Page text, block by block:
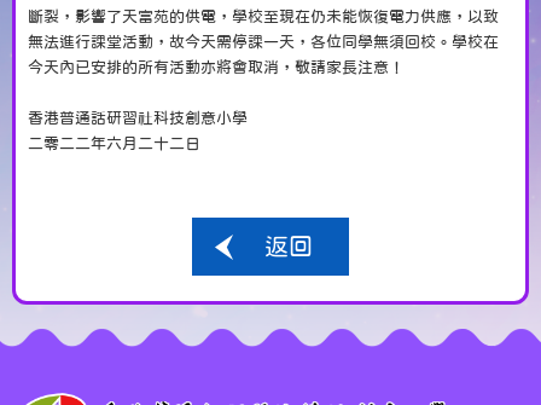
斷裂，影響了天富苑的供電，學校至現在仍未能恢復電力供應，以致
無法進行課堂活動，故今天需停課一天，各位同學無須回校。學校在
今天內已安排的所有活動亦將會取消，敬請家長注意！
香港普通話研習社科技創意小學
二零二二年六月二十二日
返回